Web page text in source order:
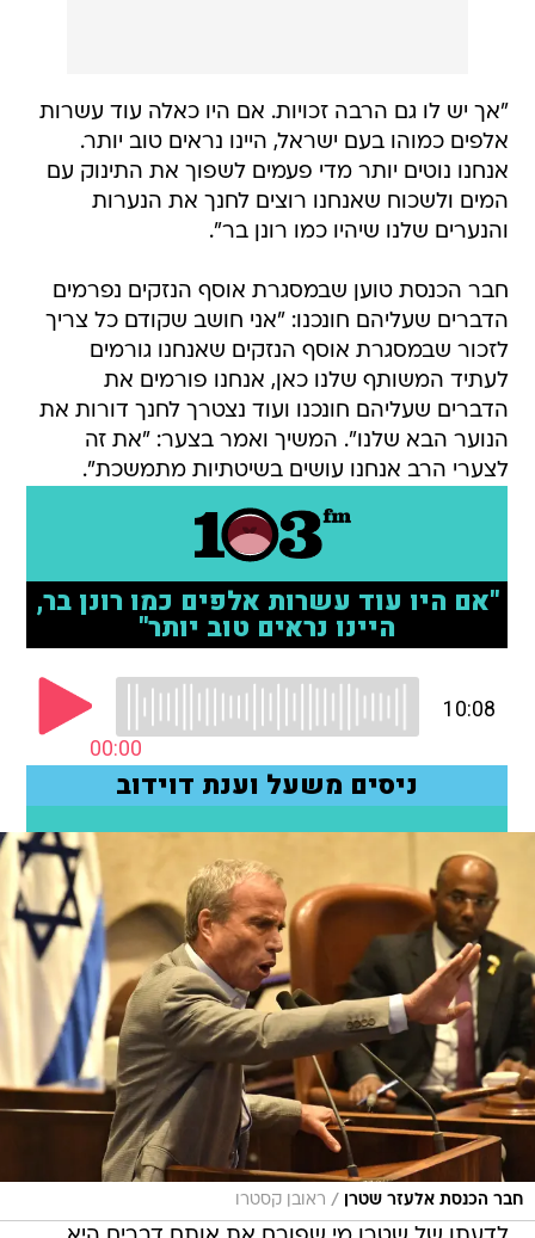
"אך יש לו גם הרבה זכויות. אם היו כאלה עוד עשרות
אלפים כמוהו בעם ישראל, היינו נראים טוב יותר.
אנחנו נוטים יותר מדי פעמים לשפוך את התינוק עם
המים ולשכוח שאנחנו רוצים לחנך את הנערות
והנערים שלנו שיהיו כמו רונן בר".
חבר הכנסת טוען שבמסגרת אוסף הנזקים נפרמים
הדברים שעליהם חונכנו: "אני חושב שקודם כל צריך
לזכור שבמסגרת אוסף הנזקים שאנחנו גורמים
לעתיד המשותף שלנו כאן, אנחנו פורמים את
הדברים שעליהם חונכנו ועוד נצטרך לחנך דורות את
הנוער הבא שלנו". המשיך ואמר בצער: "את זה
לצערי הרב אנחנו עושים בשיטתיות מתמשכת".
חבר הכנסת אלעזר שטרן / ראובן קסטרו